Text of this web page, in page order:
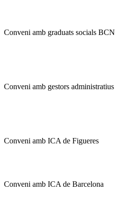
Conveni amb graduats socials BCN
Conveni amb gestors administratius
Conveni amb ICA de Figueres
Conveni amb ICA de Barcelona